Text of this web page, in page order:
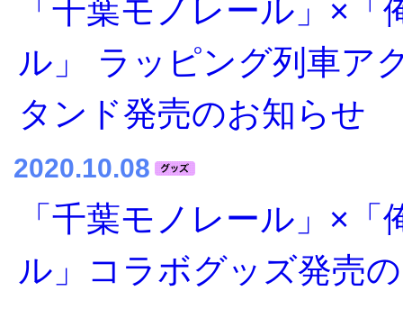
「千葉モノレール」×「
ル」 ラッピング列車ア
タンド発売のお知らせ
2020.10.08
「千葉モノレール」×「
ル」コラボグッズ発売